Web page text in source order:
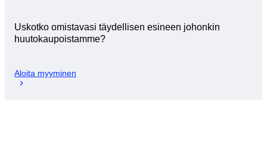
Uskotko omistavasi täydellisen esineen johonkin
huutokaupoistamme?
Aloita myyminen